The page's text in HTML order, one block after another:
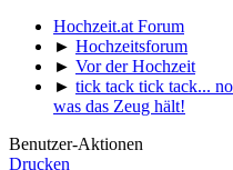
Hochzeit.at Forum
► Hochzeitsforum
► Vor der Hochzeit
► tick tack tick tack...
was das Zeug hält!
Benutzer-Aktionen
Drucken